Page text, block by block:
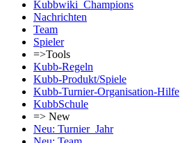
Kubbwiki_Champions
Nachrichten
Team
Spieler
=>Tools
Kubb-Regeln
Kubb-Produkt/Spiele
Kubb-Turnier-Organisation-Hilfe
KubbSchule
=> New
Neu: Turnier_Jahr